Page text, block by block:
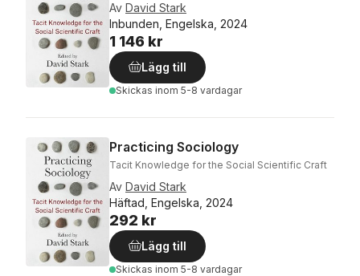
Av David Stark
Inbunden, Engelska, 2024
1 146 kr
Lägg till
Skickas inom 5-8 vardagar
Practicing Sociology
Tacit Knowledge for the Social Scientific Craft
Av David Stark
Häftad, Engelska, 2024
292 kr
Lägg till
Skickas inom 5-8 vardagar